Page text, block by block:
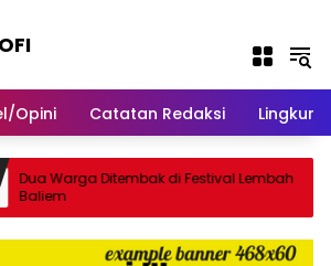
Opini Catatan Redaksi
Dua Warga Ditembak di Festival Lembah